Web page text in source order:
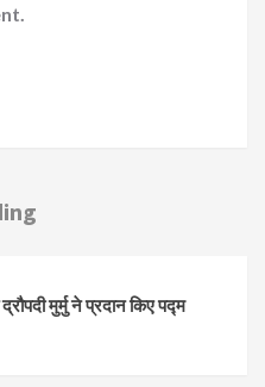
द्रौपदी मुर्मु ने प्रदान किए पद्म